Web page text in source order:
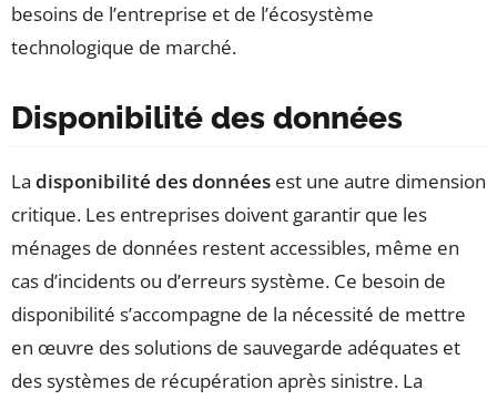
besoins de l’entreprise et de l’écosystème
technologique de marché.
Disponibilité des données
La disponibilité des données est une autre dimension
critique. Les entreprises doivent garantir que les
ménages de données restent accessibles, même en
cas d’incidents ou d’erreurs système. Ce besoin de
disponibilité s’accompagne de la nécessité de mettre
en œuvre des solutions de sauvegarde adéquates et
des systèmes de récupération après sinistre. La